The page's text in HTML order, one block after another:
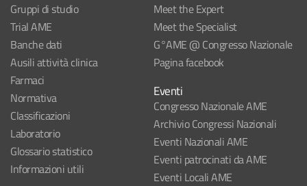
Gruppi di studio
Trial AME
Banche dati
Ausili attività clinica
Farmaci
Normativa
Classificazioni
Laboratorio
Glossario statistico
Informazioni utili
Meet the Expert
Meet the Specialist
G°AME @ Congresso Nazionale
Pagina facebook
Eventi
Congresso Nazionale AME
Archivio Congressi Nazionali
Eventi Nazionali AME
Eventi patrocinati da AME
Eventi Locali AME